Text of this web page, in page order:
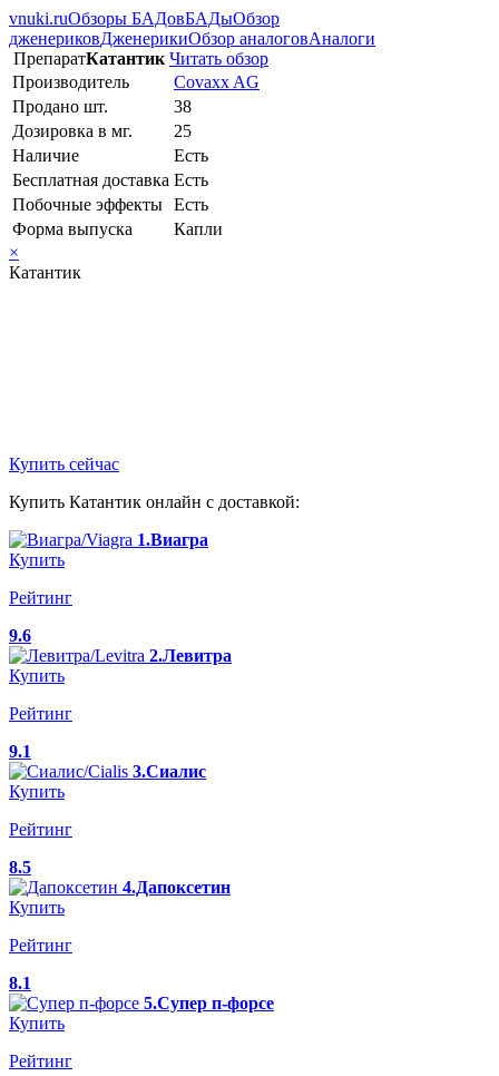
vnuki.ruОбзоры БАДовБАДыОбзор
дженериковДженерикиОбзор аналоговАналоги
ПрепаратКатантик Читать обзор
Производитель
Covaxx AG
Продано шт.
38
Дозировка в мг.
25
Наличие
Есть
Бесплатная доставка Есть
Побочные эффекты Есть
Форма выпуска
Капли
×
Катантик
Купить сейчас
Купить Катантик онлайн с доставкой:
1.Виагра
Купить
Рейтинг
9.6
2.Левитра
Купить
Рейтинг
9.1
3.Сиалис
Купить
Рейтинг
8.5
4.Дапоксетин
Купить
Рейтинг
8.1
5.Супер п-форсе
Купить
Рейтинг